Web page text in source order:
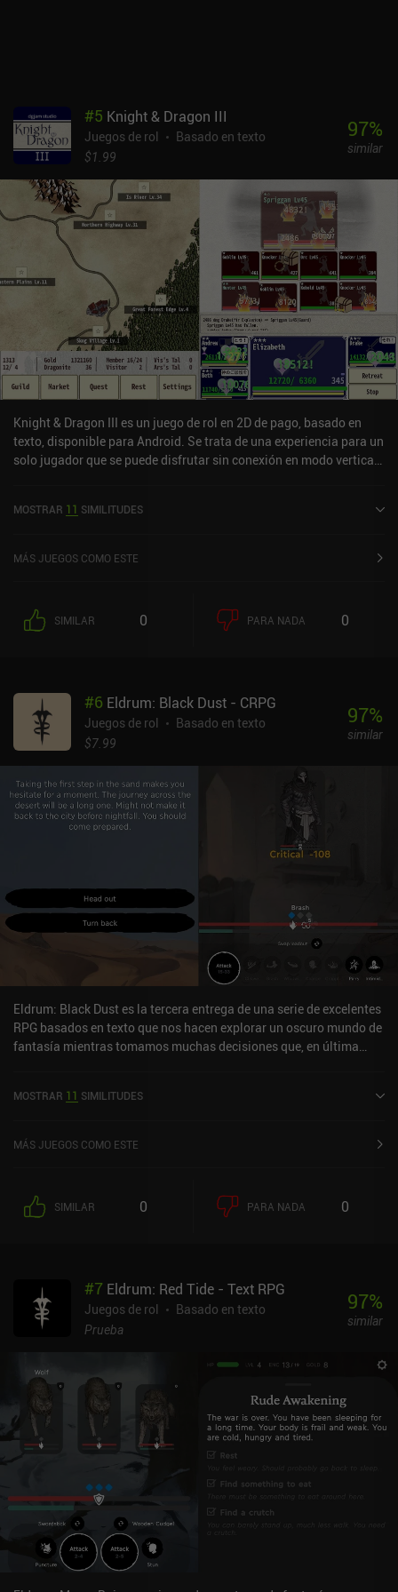
#5 Knight & Dragon III
Juegos de rol
Basado en texto
$1.99
97%
similar
Knight & Dragon III es un juego de rol en 2D de pago, basado en
texto, disponible para Android. Se trata de una experiencia para un
solo jugador que se puede disfrutar sin conexión en modo vertical.
MOSTRAR 11 SIMILITUDES
MÁS JUEGOS COMO ESTE
SIMILAR 0 PARA NADA 0
#6 Eldrum: Black Dust - CRPG
Juegos de rol
Basado en texto
$7.99
97%
similar
Eldrum: Black Dust es la tercera entrega de una serie de excelentes
RPG basados en texto que nos hacen explorar un oscuro mundo de
fantasía mientras tomamos muchas decisiones que, en última
viajamos entre las zonas exploradas a través de un mapa.
buscar recursos mientras intentamos seguir el ritmo de un PNJ,
está bastante desarrollado, con habilidades y rasgos únicos que
desbloquear y mejorar en función de nuestra facción, habilidades
cuatro facciones principales, por ejemplo, eligiendo un bando para
hacer malabarismos con nuestra reputación. Estas decisiones
conducen a diferentes caminos y ventajas. Subir de nivel nos
el combate, sino también en las opciones que tenemos a nuestra
disposición. También hay muchas misiones secundarias que
explorar. Aunque me encanta la experiencia de Dungeons &
Dragons, a veces el juego resulta incoherente. Por ejemplo, nunca
sabemos qué hora es en el juego y, sin embargo, algunos eventos o
zonas que dicen estar bloqueados por la hora nunca se abren a
menos que avancemos más. Es un pequeño detalle, pero afectó un
poco a mi inmersión. Eldrum: Black Dust es un juego premium que
cuesta 7,99 $ en Android y 8,99 $ en iOS. Es una fantástica adición
a la serie y realmente uno de los mejores del género en móviles.
Puede que no atraiga a todo el mundo, pero seguro que satisfará a
los fans del género.
MOSTRAR 11 SIMILITUDES
MÁS JUEGOS COMO ESTE
SIMILAR 0 PARA NADA 0
#7 Eldrum: Red Tide - Text RPG
Juegos de rol
Basado en texto
Prueba
97%
similar